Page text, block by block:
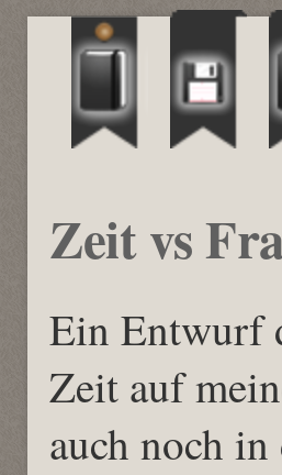
Zeit vs
Ein Entwurf
Zeit auf
auch noch